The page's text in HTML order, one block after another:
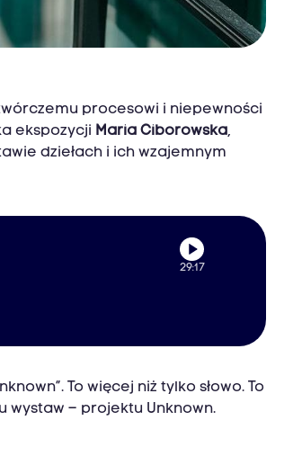
procesowi i niepewności
ekspozycji Maria Ciborowska,
dziełach i ich wzajemnym
29:17
To więcej niż tylko słowo. To
wystaw – projektu Unknown.